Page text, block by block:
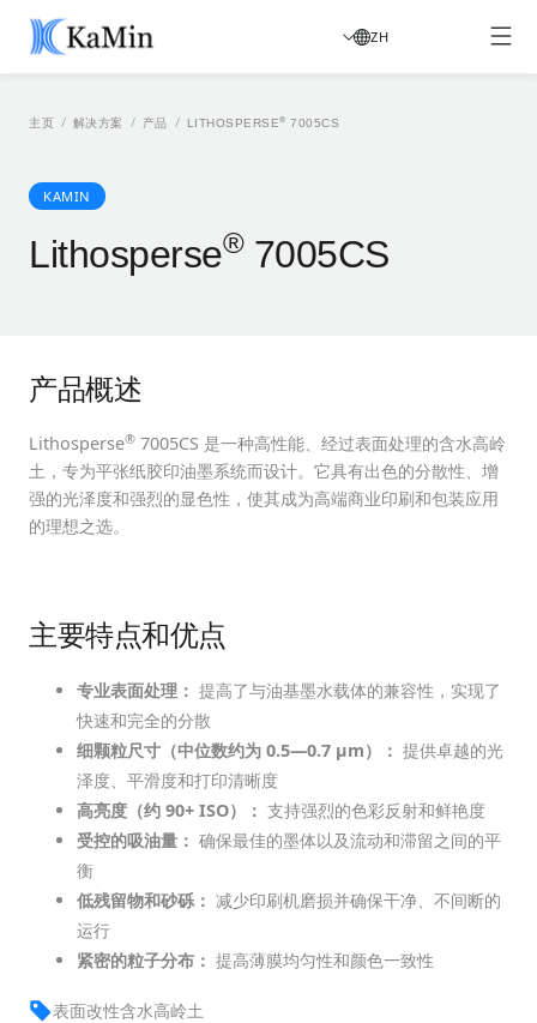
ZH
主页 / 解决方案 / 产品 / LITHOSPERSE® 7005CS
KAMIN
Lithosperse®7005CS
表面改性含水高岭土
产品概述
Lithosperse® 7005CS 是一种高性能、经过表面处理的含水高岭
土，专为平张纸胶印油墨系统而设计。它具有出色的分散性、增
强的光泽度和强烈的显色性，使其成为高端商业印刷和包装应用
的理想之选。
主要特点和优点
专业表面处理： 提高了与油基墨水载体的兼容性，实现了
快速和完全的分散
细颗粒尺寸（中位数约为 0.5—0.7 µm）： 提供卓越的光
泽度、平滑度和打印清晰度
高亮度（约 90+ ISO）： 支持强烈的色彩反射和鲜艳度
受控的吸油量： 确保最佳的墨体以及流动和滞留之间的平
衡
低残留物和砂砾： 减少印刷机磨损并确保干净、不间断的
运行
紧密的粒子分布： 提高薄膜均匀性和颜色一致性